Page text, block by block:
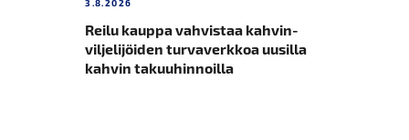
3.8.2026
Reilu kauppa vahvistaa kahvin­
viljelijöiden turvaverkkoa uusilla
kahvin takuuhinnoilla